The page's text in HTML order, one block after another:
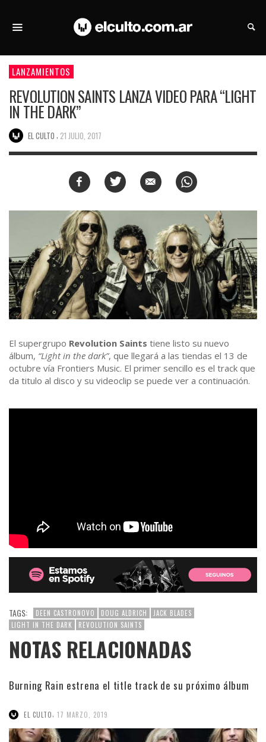
LANZAMIENTOS
REVOLUTION SAINTS LANZA VIDEO PARA “LIGHT
IN THE DARK”
EL CULTO 21 JULIO, 2017
El supergrupo Revolution Saints tiene listo su nuevo
álbum, “Light in the dark”, que llegará a las tiendas el 13 de
octubre vía Frontiers Music. El primer sencillo es el track que
da titulo al disco y su videoclip se puede ver a continuación.
TAGS: DEEN CASTRONOVO DOUG ALDRICH
JACK BLADES
LIGHT IN THE DARK
REVOLUTION SAINTS
NOTAS RELACIONADAS
Burning Rain estrena el title track de su próximo álbum
EL CULTO, 17 MARZO, 2019